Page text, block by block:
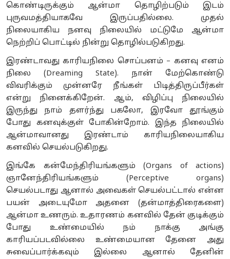
கொண்டிருக்கும் ஆன்மா தொழிற்படும் இடம்
புருவமத்தியாகவே இருப்பதில்லை. முதல்
நிலையாகிய நனவு நிலையில் மட்டுமே ஆன்மா
நெற்றிப் பொட்டில் நின்று தொழில்படுகிறது.
இரண்டாவது காரியநிலை சொப்பனம் – கனவு எனம்
நிலை (Dreaming State). நான் மேற்கொண்டு
விவரிக்கும் முன்னரே நீங்கள் பிடித்திருப்பீர்கள்
என்று நினைக்கிறேன். ஆம், விழிப்பு நிலையில்
இருந்து நாம் தளர்ந்து பகலோ, இரவோ தூங்கும்
போது கனவுக்குள் போகின்றோம். இந்த நிலையில்
ஆன்மாவானது இரண்டாம் காரியநிலையாகிய
கனவில் செயல்படுகிறது.
இங்கே கன்மேந்திரியங்களும் (Organs of actions)
ஞானேந்திரியங்களும் (Perceptive organs)
செயல்படாது ஆனால் அவைகள் செயல்பட்டால் என்ன
பயன் அடையுமோ அதனை (தன்மாத்திரைகளை)
ஆன்மா உணரும். உதாரணம் கனவில் தேன் குடிக்கும்
போது உண்மையில் நம் நாக்கு அங்கு
காரியப்படவில்லை உண்மையான தேனை அது
சுவைப்பார்க்கவும் இல்லை ஆனால் தேனின்